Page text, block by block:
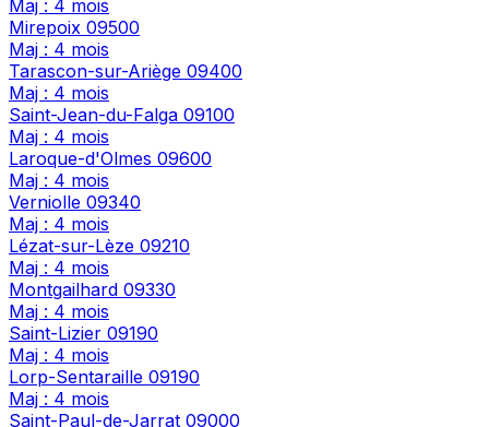
Maj : 4 mois
Mirepoix 09500
Maj : 4 mois
Tarascon-sur-Ariège 09400
Maj : 4 mois
Saint-Jean-du-Falga 09100
Maj : 4 mois
Laroque-d'Olmes 09600
Maj : 4 mois
Verniolle 09340
Maj : 4 mois
Lézat-sur-Lèze 09210
Maj : 4 mois
Montgailhard 09330
Maj : 4 mois
Saint-Lizier 09190
Maj : 4 mois
Lorp-Sentaraille 09190
Maj : 4 mois
Saint-Paul-de-Jarrat 09000